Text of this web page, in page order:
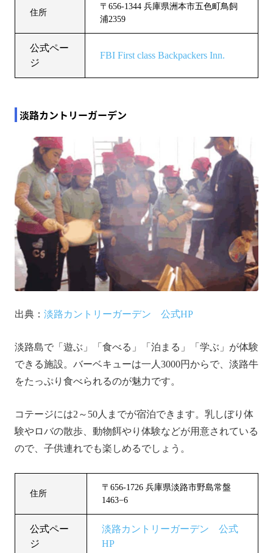
住所
〒656-1344 兵庫県洲本市五色町鳥飼
浦2359
公式ペー
ジ
FBI First class Backpackers Inn.
淡路カントリーガーデン
出典： 淡路カントリーガーデン 公式HP
淡路島で「遊ぶ」「食べる」「泊まる」「学ぶ」が体験
できる施設。バーベキューは一人3000円からで、淡路牛
をたっぷり食べられるのが魅力です。
コテージには2～50人までが宿泊できます。乳しぼり体
験やロバの散歩、動物餌やり体験などが用意されている
ので、子供連れでも楽しめるでしょう。
住所
〒656-1726 兵庫県淡路市野島常盤
1463−6
公式ペー
ジ
淡路カントリーガーデン 公式
HP